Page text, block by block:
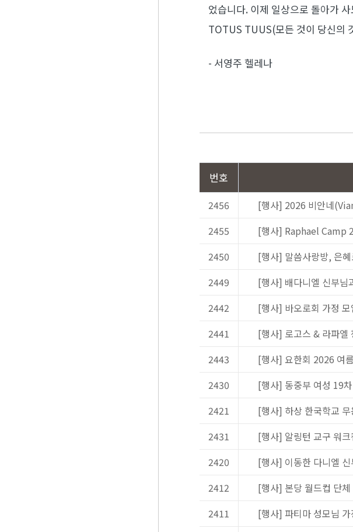
었습니다. 이제 일상으로 돌아가
TOTUS TUUS(모든 것이 당신의
- 서영주 헬레나
번호
2456 [행사] 2026 비안네
2455
[행사] Raphael Camp
2450
[행사] 말씀사랑방, 은
2449
[행사] 배다니엘 신부님
2442
[행사] 바오로회 가정 모
2441
[행사] 로고스 & 라파엘
2443
[행사] 요한회 2026 여
2430
[행사] 동중부 여성 19
2421
[행사] 하상 한국학교
2431
[행사] 알링턴 교구 워
2420
[행사] 이동한 다니엘
2412
[행사] 본당 월드컵 단체
2411
[행사] 파티마 성모님 가